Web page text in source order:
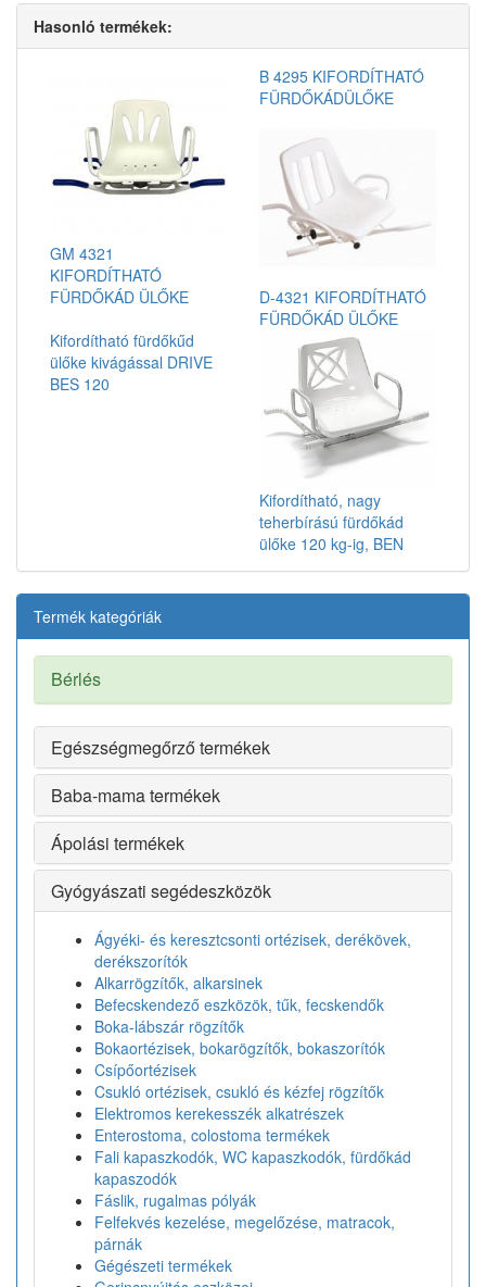
Hasonló termékek:
GM 4321
KIFORDÍTHATÓ
FÜRDŐKÁD ÜLŐKE
B 4295 KIFORDÍTHATÓ
FÜRDŐKÁDÜLŐKE
D-4321 KIFORDÍTHATÓ
FÜRDŐKÁD ÜLŐKE
Kifordítható fürdőkűd
ülőke kivágással DRIVE
BES 120
Kifordítható, nagy
teherbírású fürdőkád
ülőke 120 kg-ig, BEN
Termék kategóriák
Bérlés
Egészségmegőrző termékek
Baba-mama termékek
Ápolási termékek
Gyógyászati segédeszközök
Ágyéki- és keresztcsonti ortézisek, derékövek,
derékszorítók
Alkarrögzítők, alkarsinek
Befecskendező eszközök, tűk, fecskendők
Boka-lábszár rögzítők
Bokaortézisek, bokarögzítők, bokaszorítók
Csípőortézisek
Csukló ortézisek, csukló és kézfej rögzítők
Elektromos kerekesszék alkatrészek
Enterostoma, colostoma termékek
Fali kapaszkodók, WC kapaszkodók, fürdőkád
kapaszodók
Fáslik, rugalmas pólyák
Felfekvés kezelése, megelőzése, matracok,
párnák
Gégészeti termékek